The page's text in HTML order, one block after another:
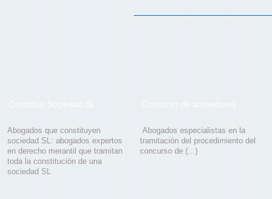
Abogados que constituyen
sociedad SL: abogados expertos
en derecho merantil que tramitan
toda la constitución de una
sociedad SL
Abogados especialistas en la
tramitación del procedimiento del
concurso de (...)